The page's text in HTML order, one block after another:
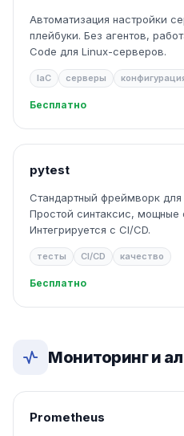
Автоматизация настройки
плейбуки. Без агентов,
Code для Linux-серверов.
IaC серверы
Бесплатно
pytest
Стандартный фреймворк для
Простой синтаксис, мощные
Интегрируется с CI/CD.
тесты CI/CD качество
Бесплатно
Мониторинг и
Prometheus